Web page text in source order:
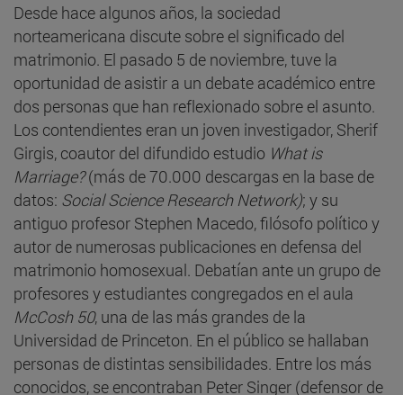
Desde hace algunos años, la sociedad
norteamericana discute sobre el significado del
matrimonio. El pasado 5 de noviembre, tuve la
oportunidad de asistir a un debate académico entre
dos personas que han reflexionado sobre el asunto.
Los contendientes eran un joven investigador, Sherif
Girgis, coautor del difundido estudio What is
Marriage?(más de 70.000 descargas en la base de
datos: Social Science Research Network); y su
antiguo profesor Stephen Macedo, filósofo político y
autor de numerosas publicaciones en defensa del
matrimonio homosexual. Debatían ante un grupo de
profesores y estudiantes congregados en el aula
McCosh 50, una de las más grandes de la
Universidad de Princeton. En el público se hallaban
personas de distintas sensibilidades. Entre los más
conocidos, se encontraban Peter Singer (defensor de